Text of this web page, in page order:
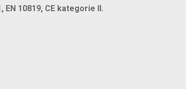
EN 10819, CE kategorie II.